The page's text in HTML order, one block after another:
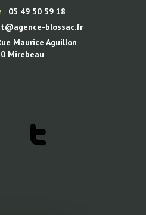
: 05 49 50 59 18
blossac.fr
Maurice Aguillon
Mirebeau